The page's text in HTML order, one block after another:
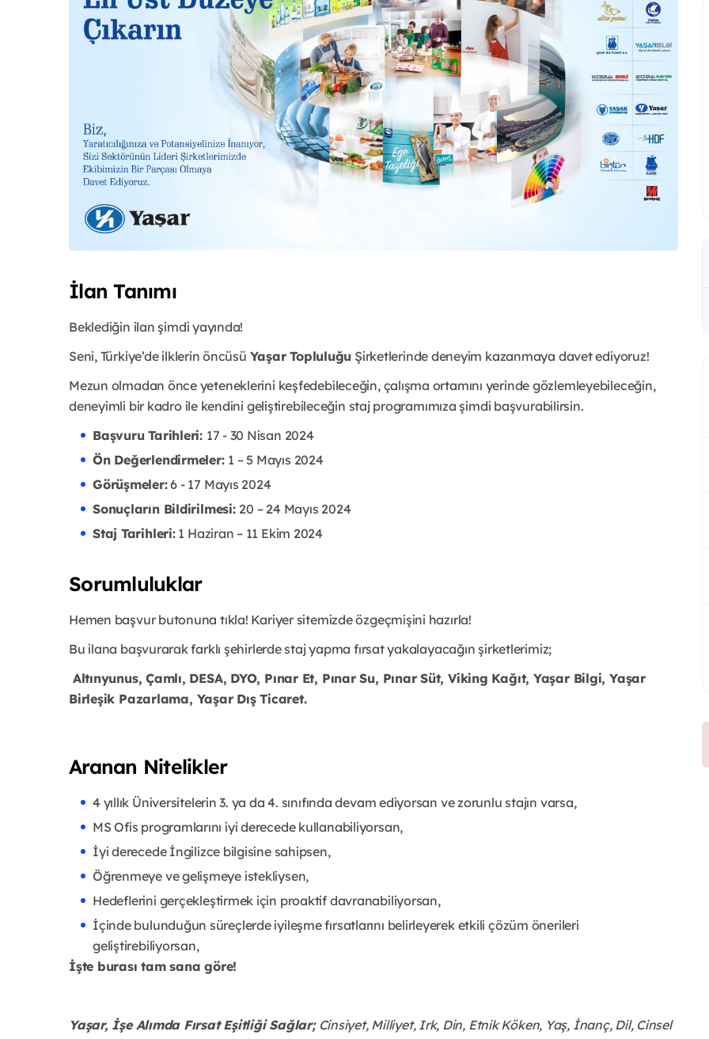
İlan Tanımı
Beklediğin ilan şimdi yayında!
Seni, Türkiye’de ilklerin öncüsü Yaşar Topluluğu Şirketlerinde deneyim kazanmaya davet ediyoruz!
Mezun olmadan önce yeteneklerini keşfedebileceğin, çalışma ortamını yerinde gözlemleyebileceğin,
deneyimli bir kadro ile kendini geliştirebileceğin staj programımıza şimdi başvurabilirsin.
Başvuru Tarihleri: 17 - 30 Nisan 2024
Ön Değerlendirmeler: 1 – 5 Mayıs 2024
Görüşmeler:6 - 17 Mayıs 2024
Sonuçların Bildirilmesi: 20 – 24 Mayıs 2024
Staj Tarihleri:1 Haziran – 11 Ekim 2024
Sorumluluklar
Hemen başvur butonuna tıkla! Kariyer sitemizde özgeçmişini hazırla!
Bu ilana başvurarak farklı şehirlerde staj yapma fırsat yakalayacağın şirketlerimiz;
Altınyunus, Çamlı, DESA, DYO, Pınar Et, Pınar Su, Pınar Süt, Viking Kağıt, Yaşar Bilgi, Yaşar
Birleşik Pazarlama, Yaşar Dış Ticaret.
Aranan Nitelikler
4 yıllık Üniversitelerin 3. ya da 4. sınıfında devam ediyorsan ve zorunlu stajın varsa,
MS Ofis programlarını iyi derecede kullanabiliyorsan,
İyi derecede İngilizce bilgisine sahipsen,
Öğrenmeye ve gelişmeye istekliysen,
Hedeflerini gerçekleştirmek için proaktif davranabiliyorsan,
İçinde bulunduğun süreçlerde iyileşme fırsatlarını belirleyerek etkili çözüm önerileri
geliştirebiliyorsan,
İşte burası tam sana göre!
Yaşar, İşe Alımda Fırsat Eşitliği Sağlar;Cinsiyet, Milliyet, Irk, Din, Etnik Köken, Yaş, İnanç, Dil, Cinsel